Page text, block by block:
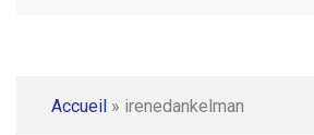
Accueil » irenedankelman